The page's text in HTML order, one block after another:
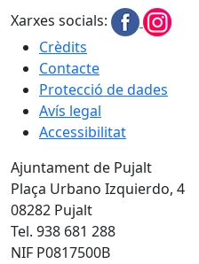
Xarxes socials:
Crèdits
Contacte
Protecció de dades
Avís legal
Accessibilitat
Ajuntament de Pujalt
Plaça Urbano Izquierdo, 4
08282 Pujalt
Tel. 938 681 288
NIF P0817500B